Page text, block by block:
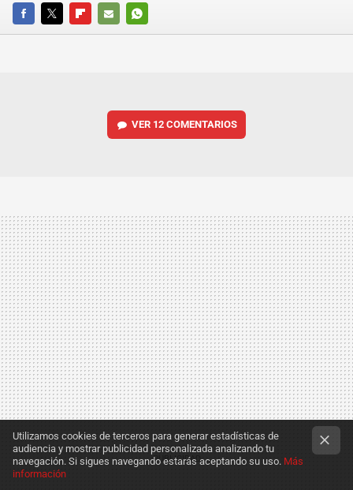
FACEBOOKTWITTERFLIPBOARD
E-
WHATSAPP
VER 12 COMENTARIOS
Utilizamos cookies de terceros para generar estadísticas de
audiencia y mostrar publicidad personalizada analizando tu
navegación. Si sigues navegando estarás aceptando su uso. Más
información